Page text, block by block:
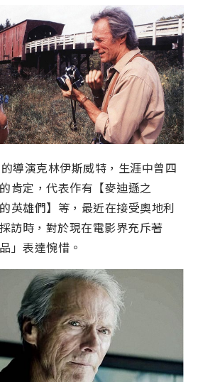
導演克林伊斯威特，生涯中曾四
肯定，代表作有【麥迪遜之
英雄們】等，最近在接受奧地利
訪時，對於現在電影界充斥著
」表達惋惜。